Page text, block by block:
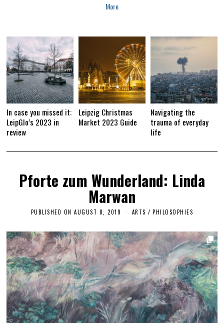
More
In case you missed it:
LeipGlo’s 2023 in
review
Leipzig Christmas
Market 2023 Guide
Navigating the
trauma of everyday
life
Pforte zum Wunderland: Linda
Marwan
PUBLISHED ON AUGUST 8, 2019
U
S
9
,
2
0
1
9
ARTS / PHILOSOPHIES